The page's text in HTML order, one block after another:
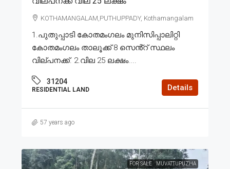
KOTHAMANGALAM,PUTHUPPADY, Kothamangalam
1.പുതുപ്പാടി കോതമംഗലം മുനിസിപ്പാലിറ്റി
കോതമംഗലം താലൂക്ക് 8 സെൻ്റ് സ്ഥലം
വില്പനക്ക്. 2.വില 25 ലക്ഷം....
31204
RESIDENTIAL LAND Details
57 years ago
FOR SALE MUVATTUPUZHA